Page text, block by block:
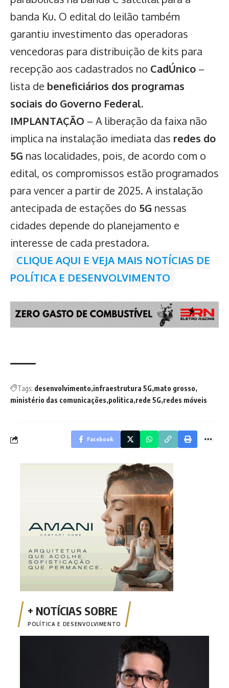
banda Ku. O edital do leilão também
garantiu investimento das operadoras
vencedoras para distribuição de kits para
recepção aos cadastrados no CadÚnico –
lista de beneficiários dos programas
sociais do Governo Federal.
IMPLANTAÇÃO – A liberação da faixa não
implica na instalação imediata das redes do
5G nas localidades, pois, de acordo com o
edital, os compromissos estão programados
para vencer a partir de 2025. A instalação
antecipada de estações do 5G nessas
cidades depende do planejamento e
interesse de cada prestadora.
CLIQUE AQUI E VEJA MAIS NOTÍCIAS DE
POLÍTICA E DESENVOLVIMENTO
Tags: desenvolvimento infraestrutura 5G mato grosso
ministério das comunicações politica rede 5G redes móveis
Facebook
POLÍTICA E DESENVOLVIMENTO